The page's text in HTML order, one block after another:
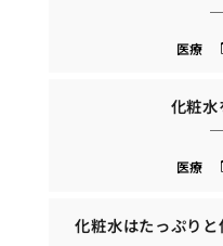
医療
化粧水
医療
化粧水はたっぷり